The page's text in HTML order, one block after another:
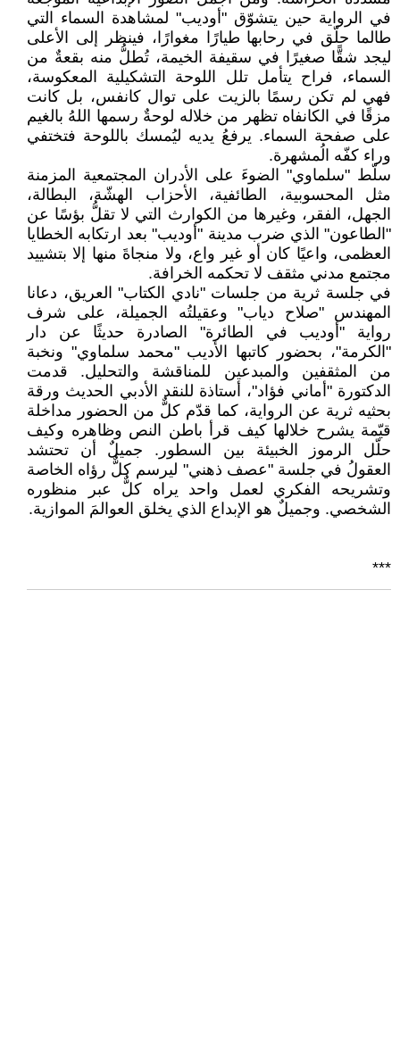
في الرواية حين يتشوّق "أوديب" لمشاهدة السماء التي
طالما حلّق في رحابها طيارًا مغوارًا، فينظر إلى الأعلى
ليجد شقًّا صغيرًا في سقيفة الخيمة، تُطلُّ منه بقعةٌ من
السماء، فراح يتأمل تلل اللوحة التشكيلية المعكوسة،
فهي لم تكن رسمًا بالزيت على توال كانفس، بل كانت
مزقًا في الكانفاه تظهر من خلاله لوحةٌ رسمها اللهُ بالغيم
على صفحة السماء. يرفعُ يديه ليُمسك باللوحة فتختفي
وراء كفّه الُمشهرة.
سلّط "سلماوي" الضوءَ على الأدران المجتمعية المزمنة
مثل المحسوبية، الطائفية، الأحزاب الهشّة، البطالة،
الجهل، الفقر، وغيرها من الكوارث التي لا تقلُّ بؤسًا عن
"الطاعون" الذي ضرب مدينة "أوديب" بعد ارتكابه الخطايا
العظمى، واعيًا كان أو غير واع، ولا منجاةَ منها إلا بتشييد
مجتمع مدني مثقف لا تحكمه الخرافة.
في جلسة ثرية من جلسات "نادي الكتاب" العريق، دعانا
المهندس "صلاح دياب" وعقيلتُه الجميلة، على شرف
رواية "أوديب في الطائرة" الصادرة حديثًا عن دار
"الكرمة"، بحضور كاتبها الأديب "محمد سلماوي" ونخبة
من المثقفين والمبدعين للمناقشة والتحليل. قدمت
الدكتورة "أماني فؤاد"، أستاذة للنقد الأدبي الحديث ورقة
بحثيه ثرية عن الرواية، كما قدّم كلٌّ من الحضور مداخلة
قيّمة يشرح خلالها كيف قرأ باطن النص وظاهره وكيف
حلّل الرموز الخبيئة بين السطور. جميلٌ أن تحتشد
العقولُ في جلسة "عصف ذهني" ليرسم كلٌّ رؤاه الخاصة
وتشريحه الفكري لعمل واحد يراه كلٌّ عبر منظوره
الشخصي. وجميلٌ هو الإبداع الذي يخلق العوالمَ الموازية.
***